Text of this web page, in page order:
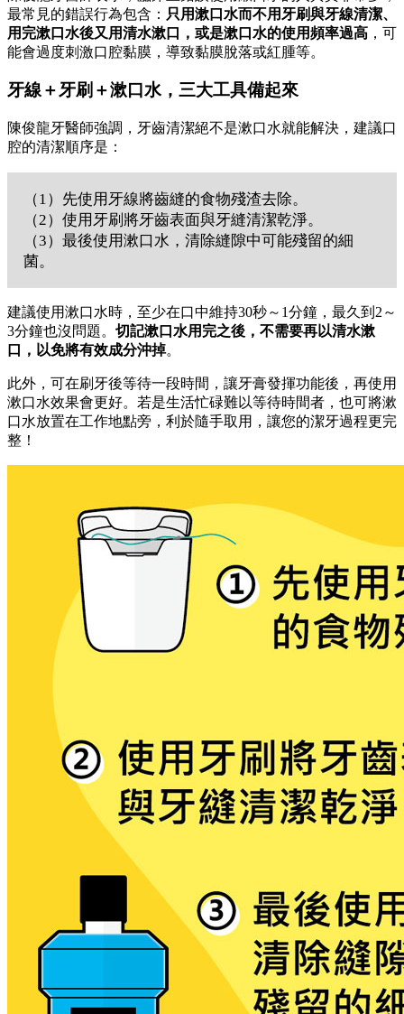
最常見的錯誤行為包含： 只用漱口水而不用牙刷與牙線清潔、
用完漱口水後又用清水漱口，或是漱口水的使用頻率過高 ，可
能會過度刺激口腔黏膜，導致黏膜脫落或紅腫等。
牙線＋牙刷＋漱口水，三大工具備起來
陳俊龍牙醫師強調，牙齒清潔絕不是漱口水就能解決，建議口
腔的清潔順序是：
（1）先使用牙線將齒縫的食物殘渣去除。
（2）使用牙刷將牙齒表面與牙縫清潔乾淨。
（3）最後使用漱口水，清除縫隙中可能殘留的細
菌。
建議使用漱口水時，至少在口中維持30秒～1分鐘，最久到2～
3分鐘也沒問題。 切記漱口水用完之後，不需要再以清水漱
口，以免將有效成分沖掉。
此外，可在刷牙後等待一段時間，讓牙膏發揮功能後，再使用
漱口水效果會更好。若是生活忙碌難以等待時間者，也可將漱
口水放置在工作地點旁，利於隨手取用，讓您的潔牙過程更完
整！